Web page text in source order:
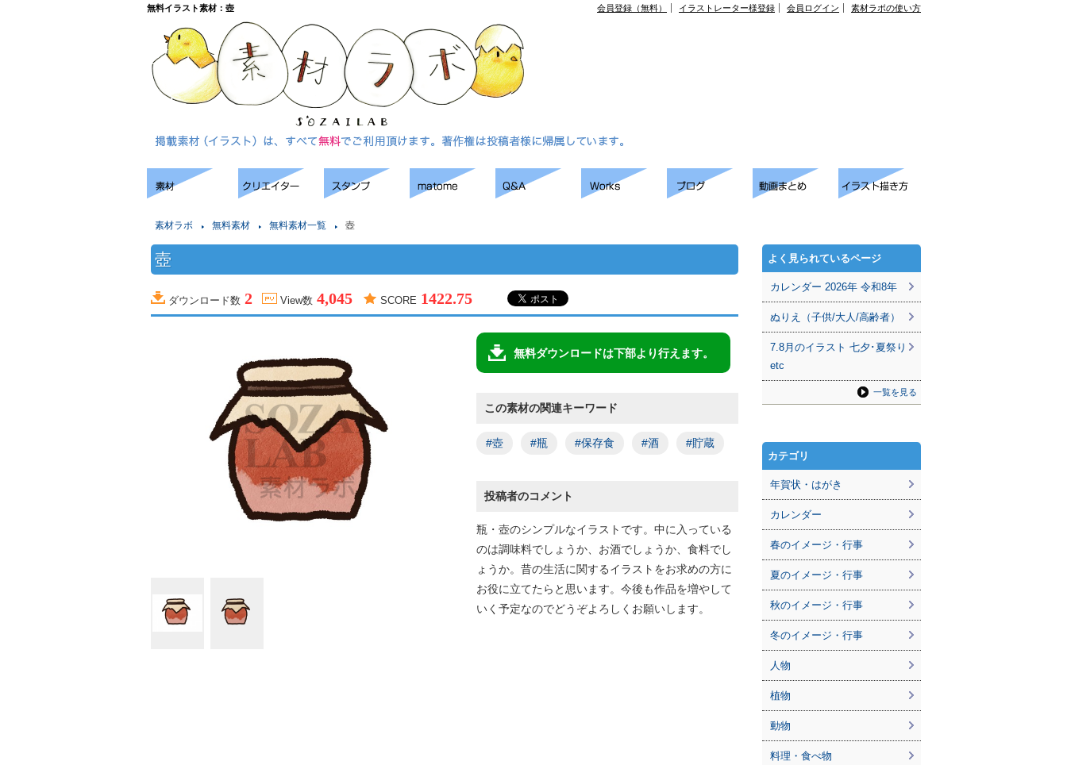
無料イラスト素材：壺 会員登録（無料） イラストレーター様登録 会員ログイン 素材ラボの使い方
素材ラボ 無料素材 無料素材一覧 壺
壺
ダウンロード数 2 View数 4,045 SCORE 1422.75
無料ダウンロードは下部より行えます。
この素材の関連キーワード
#壺 #瓶 #保存食 #酒 #貯蔵
投稿者のコメント
瓶・壺のシンプルなイラストです。中に入っている
のは調味料でしょうか、お酒でしょうか、食料でし
ょうか。昔の生活に関するイラストをお求めの方に
お役に立てたらと思います。今後も作品を増やして
いく予定なのでどうぞよろしくお願いします。
よく見られているページ
カレンダー 2026年 令和8年
ぬりえ（子供/大人/高齢者）
7.8月のイラスト 七夕･夏祭り
etc
一覧を見る
カテゴリ
年賀状・はがき
カレンダー
春のイメージ・行事
夏のイメージ・行事
秋のイメージ・行事
冬のイメージ・行事
人物
植物
動物
料理・食べ物